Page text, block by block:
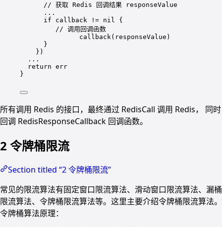
// 获取 Redis 回调结果
responseValue
...
if
callback != nil
{
// 调用回调函数
callback(responseValue )
}
})
...
return err
}
所有调用 Redis 的接口，最终通过 RedisCall 调用 Redis， 同时
回调 RedisResponseCallback 回调函数。
2 令牌桶限流
Section titled “2 令牌桶限流”
常见的限流算法有固定窗口限流算法、滑动窗口限流算法、漏桶
限流算法、令牌桶限流算法等。这里主要介绍令牌桶限流算法。
令牌桶算法原理：